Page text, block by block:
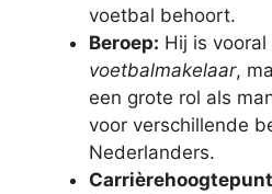
voetbal behoort.
Beroep: Hij is
voetbalmakelaar,
een grote rol als
voor verschillende
Nederlanders.